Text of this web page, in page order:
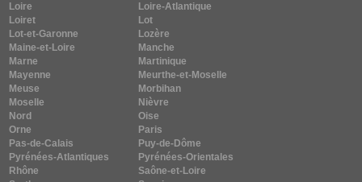
Loire
Loire-Atlantique
Loiret
Lot
Lot-et-Garonne
Lozère
Maine-et-Loire
Manche
Marne
Martinique
Mayenne
Meurthe-et-Moselle
Meuse
Morbihan
Moselle
Nièvre
Nord
Oise
Orne
Paris
Pas-de-Calais
Puy-de-Dôme
Pyrénées-Atlantiques
Pyrénées-Orientales
Rhône
Saône-et-Loire